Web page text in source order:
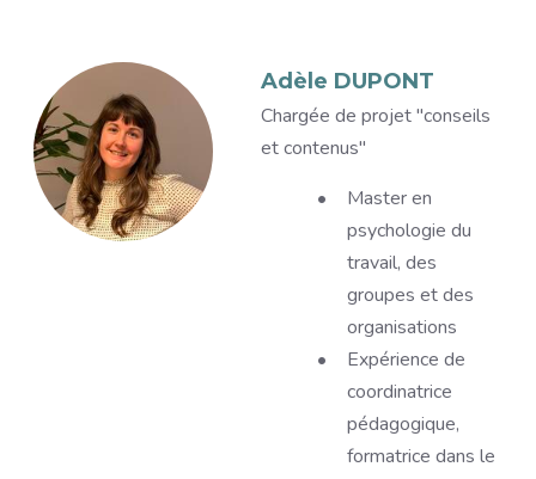
Image
Adèle DUPONT
Titre
Chargée de projet "conseils
et contenus"
DescriptionMaster en
psychologie du
travail, des
groupes et des
organisations
Expérience de
coordinatrice
pédagogique,
formatrice dans le